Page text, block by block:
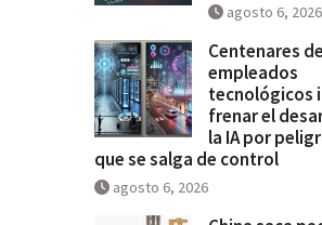
agosto 6, 2026
Centenares de
empleados
tecnológicos
frenar el
la IA por
que se salga de control
agosto 6, 2026